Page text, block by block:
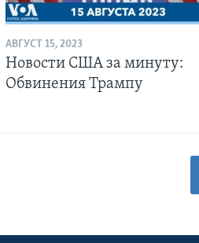
АВГУСТ 15, 2023
Новости США за минуту:
Обвинения Трампу